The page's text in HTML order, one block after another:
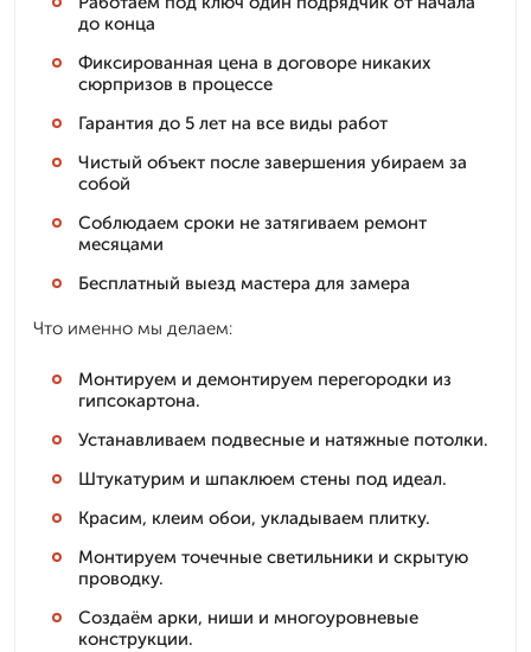
до конца
Фиксированная цена в договоре никаких
сюрпризов в процессе
Гарантия до 5 лет на все виды работ
Чистый объект после завершения убираем за
собой
Соблюдаем сроки не затягиваем ремонт
месяцами
Бесплатный выезд мастера для замера
Что именно мы делаем:
Монтируем и демонтируем перегородки из
гипсокартона.
Устанавливаем подвесные и натяжные потолки.
Штукатурим и шпаклюем стены под идеал.
Красим, клеим обои, укладываем плитку.
Монтируем точечные светильники и скрытую
проводку.
Создаём арки, ниши и многоуровневые
конструкции.